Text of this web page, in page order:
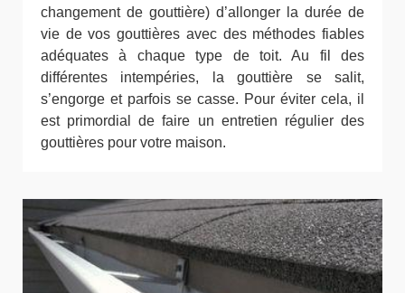
changement de gouttière) d’allonger la durée de
vie de vos gouttières avec des méthodes fiables
adéquates à chaque type de toit. Au fil des
différentes intempéries, la gouttière se salit,
s’engorge et parfois se casse. Pour éviter cela, il
est primordial de faire un entretien régulier des
gouttières pour votre maison.